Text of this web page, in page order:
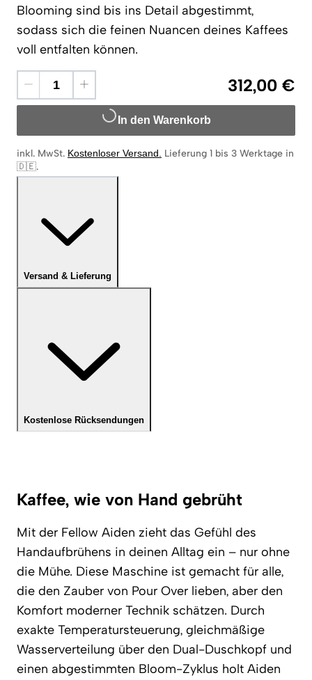
Blooming sind bis ins Detail abgestimmt,
sodass sich die feinen Nuancen deines Kaffees
voll entfalten können.
312,00 €
In den Warenkorb
inkl. MwSt. Kostenloser Versand. Lieferung 1 bis 3 Werktage in
🇩🇪.
Versand & Lieferung
Kostenlose Rücksendungen
Kaffee, wie von Hand gebrüht
Mit der Fellow Aiden zieht das Gefühl des
Handaufbrühens in deinen Alltag ein – nur ohne
die Mühe. Diese Maschine ist gemacht für alle,
die den Zauber von Pour Over lieben, aber den
Komfort moderner Technik schätzen. Durch
exakte Temperatursteuerung, gleichmäßige
Wasserverteilung über den Dual-Duschkopf und
einen abgestimmten Bloom-Zyklus holt Aiden